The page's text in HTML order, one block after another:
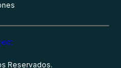
Reservados.